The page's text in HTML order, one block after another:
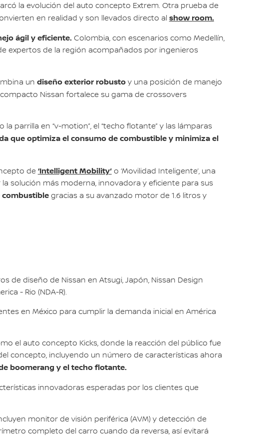
la evolución del auto concepto Extrem. Otra prueba de
en realidad y son llevados directo al show room.
ágil y eficiente. Colombia, con escenarios como Medellín,
expertos de la región acompañados por ingenieros
un diseño exterior robustoy una posición de manejo
Nissan fortalece su gama de crossovers
parrilla en “v-motion”, el “techo flotante” y las lámparas
que optimiza el consumo de combustible y minimiza el
de ‘Intelligent Mobility’o ‘Movilidad Inteligente’, una
solución más moderna, innovadora y eficiente para sus
combustible gracias a su avanzado motor de 1.6 litros y
de diseño de Nissan en Atsugi, Japón, Nissan Design
- Rio (NDA-R).
en México para cumplir la demanda inicial en América
el auto concepto Kicks, donde la reacción del público fue
concepto, incluyendo un número de características ahora
boomerang y el techo flotante.
innovadoras esperadas por los clientes que
monitor de visión periférica (AVM) y detección de
completo del carro cuando da reversa, así evitará